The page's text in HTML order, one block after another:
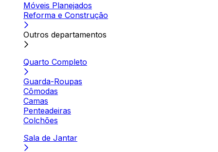
Móveis Planejados
Reforma e Construção
Outros departamentos
Quarto Completo
Guarda-Roupas
Cômodas
Camas
Penteadeiras
Colchões
Sala de Jantar